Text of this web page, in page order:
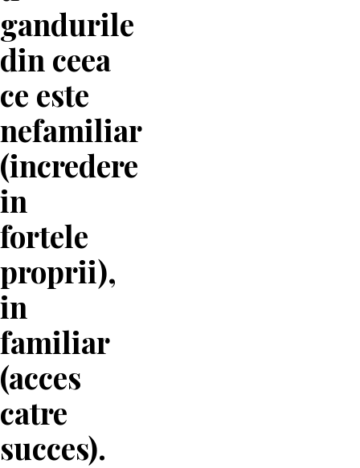
gandurile
din ceea
ce este
nefamiliar
(incredere
in
fortele
proprii),
in
familiar
(acces
catre
succes).